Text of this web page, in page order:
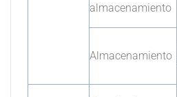
almacenamiento
Almacenamiento